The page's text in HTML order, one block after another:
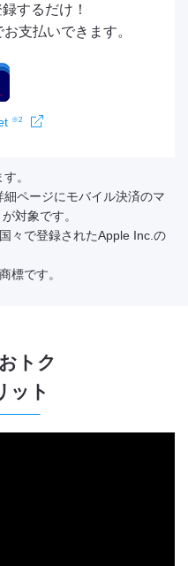
するだけ！
支払いできます。
※2
。
ページにモバイル決済のマ
対象です。
々で登録されたApple Inc.の
標です。
トク
ット